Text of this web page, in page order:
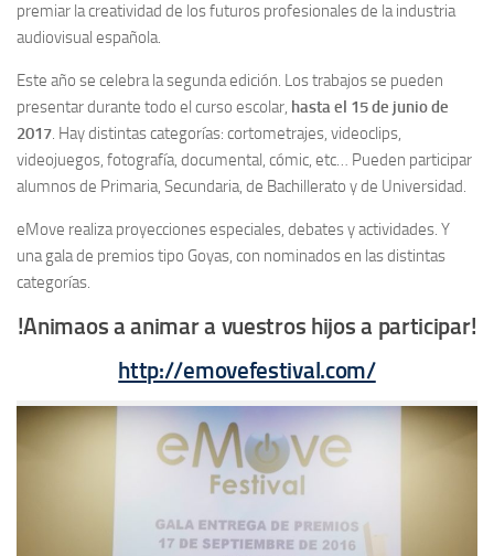
premiar la creatividad de los futuros profesionales de la industria
audiovisual española.
Este año se celebra la segunda edición. Los trabajos se pueden
presentar durante todo el curso escolar, hasta el 15 de junio de
2017. Hay distintas categorías: cortometrajes, videoclips,
videojuegos, fotografía, documental, cómic, etc… Pueden participar
alumnos de Primaria, Secundaria, de Bachillerato y de Universidad.
eMove realiza proyecciones especiales, debates y actividades. Y
una gala de premios tipo Goyas, con nominados en las distintas
categorías.
!Animaos a animar a vuestros hijos a participar!
http://emovefestival.com/